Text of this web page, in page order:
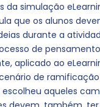
da simulação
que os alunos
durante a
de
aplicado ao
de ramificação
aqueles